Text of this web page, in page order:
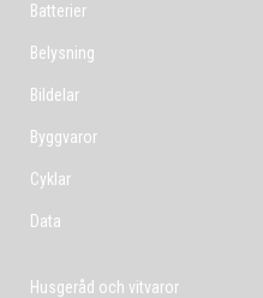
Batterier
Belysning
Bildelar
Byggvaror
Cyklar
Data
Husgeråd och vitvaror